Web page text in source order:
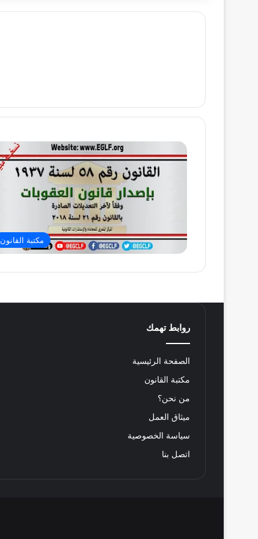
مكتبة القانون
روابط تهمك
الصفحة الرئيسية
مكتبة القانون
من نحن؟
ميثاق العمل
سياسة الخصوصية
اتصل بنا